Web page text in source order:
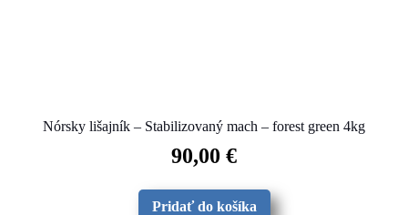
Nórsky lišajník – Stabilizovaný mach – forest green 4kg
90,00 €
Pridať do košíka